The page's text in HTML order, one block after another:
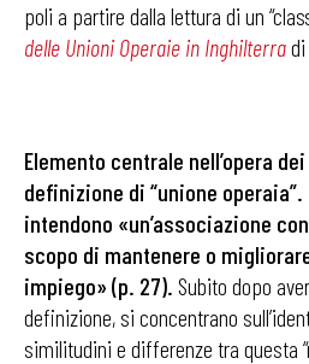
poli a partire dalla lettura di un
delle Unioni Operaie in Inghilterra
Elemento centrale nell’opera
definizione di “unione operaia”.
intendono «un’associazione
scopo di mantenere o
impiego» (p. 27). Subito dopo
definizione, si concentrano
similitudini e differenze tra questa